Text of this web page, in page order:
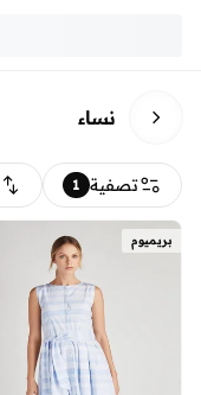
نساء
تصفية 1
بريميوم